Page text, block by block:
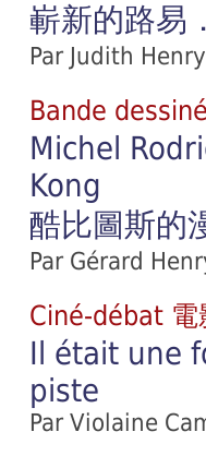
嶄新的路易
Par Judith Henry
Bande
Michel
Kong
酷比圖斯的
Par Gérard
Ciné-débat
Il était une
piste
Par Violaine